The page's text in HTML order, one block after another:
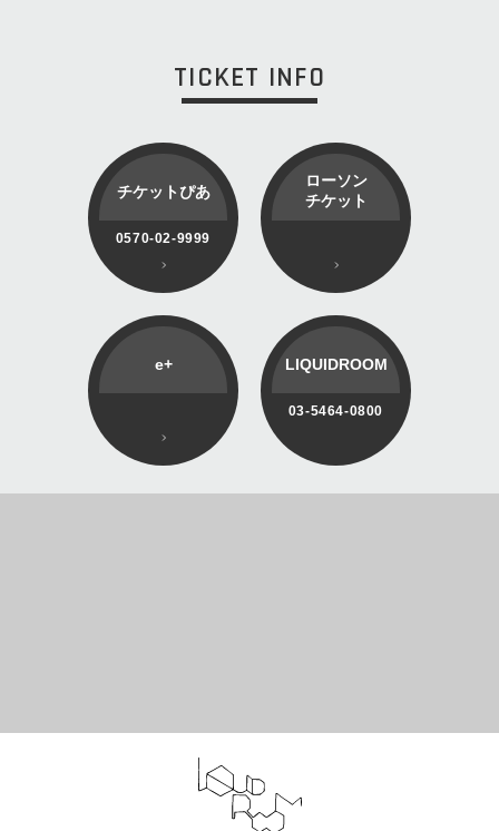
TICKET INFO
チケットぴあ
0570-02-9999
ローソン
チケット
e+ LIQUIDROOM
03-5464-0800